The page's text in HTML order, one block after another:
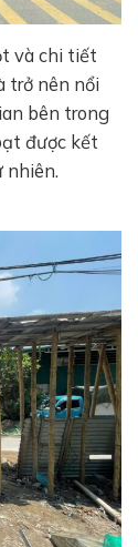
và chi tiết
trở nên nổi
bên trong
được kết
nhiên.